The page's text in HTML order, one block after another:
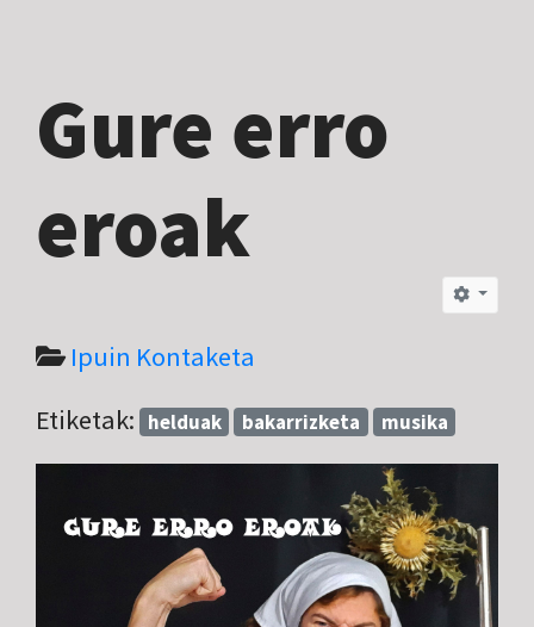
Gure erro
eroak
Ipuin Kontaketa
Etiketak: helduak bakarrizketa musika